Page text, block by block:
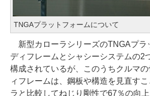
TNGAプラットフォームについて
新型カローラシリーズのTNGAプラ
ディフレームとシャシーシステムの2
構成されているが、このうちクルマ
ィフレームは、鋼板や構造を見直す
ラと比較してねじり剛性で67％の向